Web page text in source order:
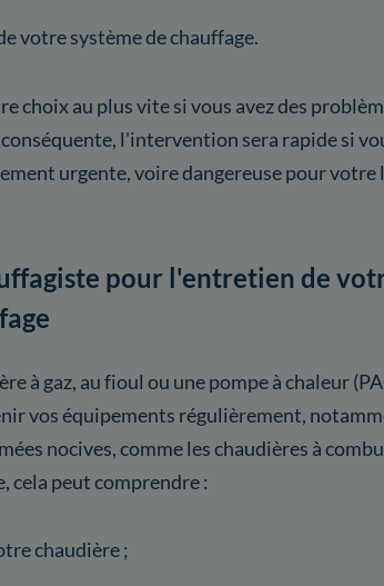
votre système de chauffage.
choix au plus vite si vous avez des
l'intervention sera rapide si
urgente, voire dangereuse pour votre
pour l'entretien de
à gaz, au fioul ou une pompe à chaleur
vos équipements régulièrement,
nocives, comme les chaudières à
cela peut comprendre :
chaudière ;